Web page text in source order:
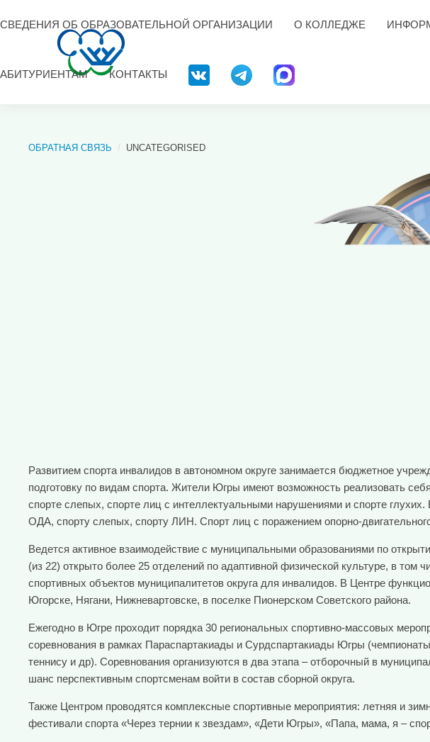
СВЕДЕНИЯ ОБ ОБРАЗОВАТЕЛЬНОЙ ОРГАНИЗАЦИИ О КОЛЛЕДЖЕ
АБИТУРИЕНТАМ КОНТАКТЫ
ОБРАТНАЯ СВЯЗЬ UNCATEGORISED
Развитием спорта инвалидов в автономном округе занимается бюджетное
подготовку по видам спорта. Жители Югры имеют возможность реализовать
спорте слепых, спорте лиц с интеллектуальными нарушениями и спорте
ОДА, спорту слепых, спорту ЛИН. Спорт лиц с поражением опорно-
Ведется активное взаимодействие с муниципальными образованиями по
(из 22) открыто более 25 отделений по адаптивной физической культуре, в том
спортивных объектов муниципалитетов округа для инвалидов. В Центре
Югорске, Нягани, Нижневартовске, в поселке Пионерском Советского района.
Ежегодно в Югре проходит порядка 30 региональных спортивно-массовых
соревнования в рамках Параспартакиады и Сурдспартакиады Югры
теннису и др). Соревнования организуются в два этапа – отборочный в
шанс перспективным спортсменам войти в состав сборной округа.
Также Центром проводятся комплексные спортивные мероприятия: летняя и
фестивали спорта «Через тернии к звездам», «Дети Югры», «Папа, мама, я –